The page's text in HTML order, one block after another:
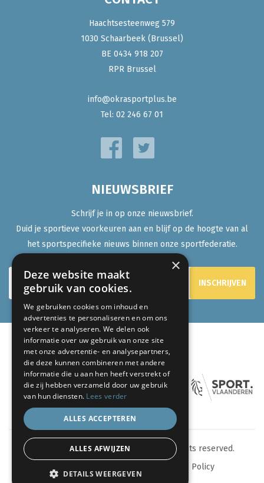
Haachtsesteenweg 579
1030 Schaarbeek (Brussel)
BE 0434 918 207
RPR Brussel
info@okrasportplus.be
Tel: 02 246 67 01
NIEUWSBRIEF
Schrijf je in op onze nieuwsbrief.
Duid je sportieve voorkeuren aan en blijf op de hoogte van al
het sportspecifieke nieuws binnen onze sportfederatie.
ONZE PARTNERS:
© 2024 eenlevenlangsporten.be - All rights reserved.
Cookie Policy
×
Deze website maakt
gebruik van cookies.
We gebruiken cookies om inhoud en
advertenties te personaliseren en om ons
verkeer te analyseren. We delen ook
informatie over uw gebruik van onze site
met onze advertentie- en analysepartners,
die deze kunnen combineren met andere
informatie die u aan hen heeft verstrekt of
die zij hebben verzameld door uw gebruik
van hun diensten. Lees verder
ALLES ACCEPTEREN
ALLES AFWIJZEN
DETAILS WEERGEVEN